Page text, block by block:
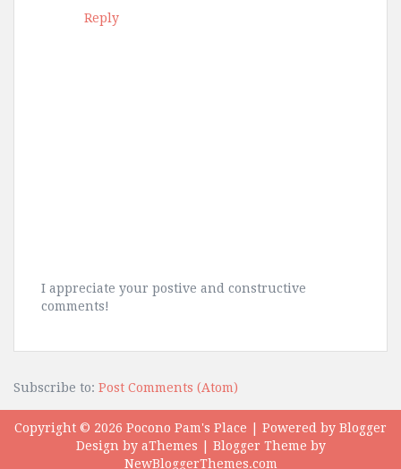
Reply
I appreciate your postive and constructive
comments!
Subscribe to: Post Comments (Atom)
Copyright © 2026 Pocono Pam's Place | Powered by Blogger
Design by aThemes | Blogger Theme by
NewBloggerThemes.com